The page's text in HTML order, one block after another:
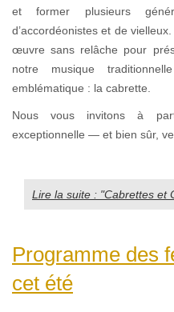
et former plusieurs
d’accordéonistes et de
œuvre sans relâche pour
notre musique
emblématique : la cabrette.
Nous vous invitons à
exceptionnelle — et bien sûr,
Lire la suite : "Cabrettes et
Programme des
cet été